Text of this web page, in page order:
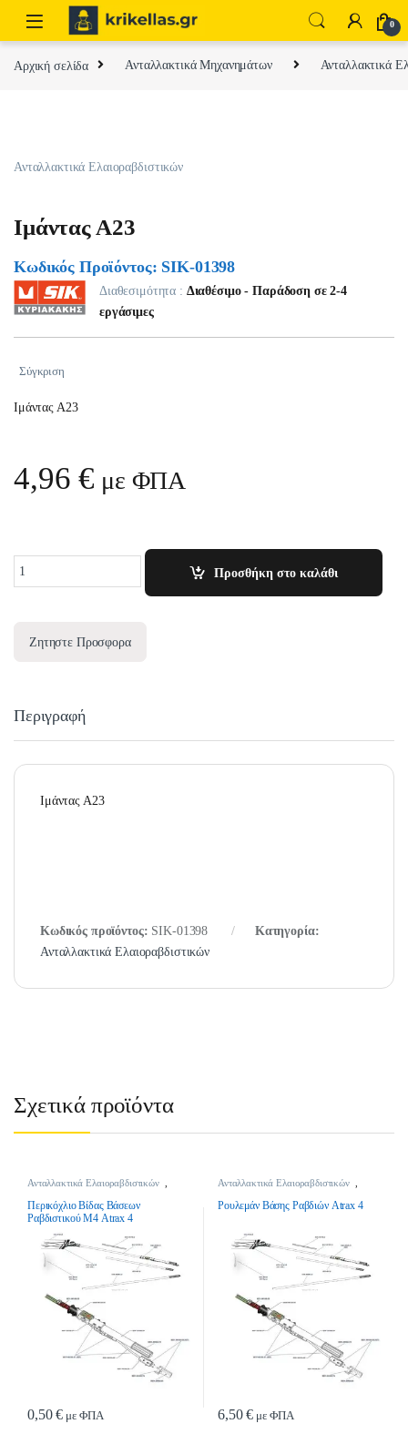
Skip to navigation
Skip to content
0
Αρχική σελίδα Ανταλλακτικά Μηχανημάτων Ανταλλακτικά
Ανταλλακτικά Ελαιοραβδιστικών
Ιμάντας Α23
Κωδικός Προϊόντος: SIK-01398
Διαθεσιμότητα : Διαθέσιμο - Παράδοση σε 2-4
εργάσιμες
Σύγκριση
Ιμάντας Α23
4,96€ με ΦΠΑ
Προσθήκη στο καλάθι
Ζητηστε Προσφορα
Περιγραφή
Ιμάντας Α23
Κωδικός προϊόντος: SIK-01398
Κατηγορία:
Ανταλλακτικά Ελαιοραβδιστικών
Σχετικά προϊόντα
Ανταλλακτικά Ελαιοραβδιστικών
Περικόχλιο Βίδας Βάσεων
Ραβδιστικού Μ4 Atrax 4
0,50€ με ΦΠΑ
Ανταλλακτικά Ελαιοραβδιστικών
Ρουλεμάν Βάσης Ραβδιών Atrax 4
6,50€ με ΦΠΑ